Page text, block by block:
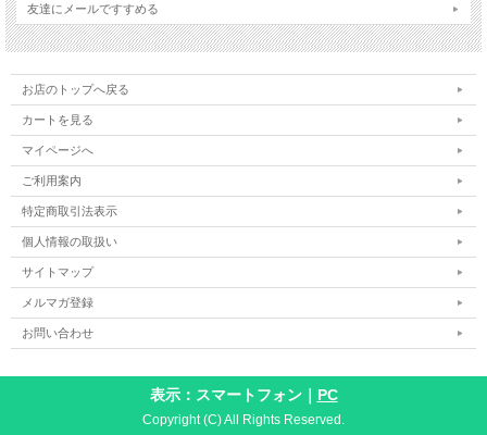
友達にメールですすめる
お店のトップへ戻る
カートを見る
マイページへ
ご利用案内
特定商取引法表示
個人情報の取扱い
サイトマップ
メルマガ登録
お問い合わせ
表示：スマートフォン｜ PC
Copyright (C) All Rights Reserved.